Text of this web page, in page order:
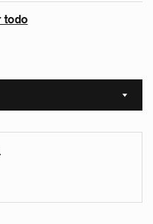
todo
Sort